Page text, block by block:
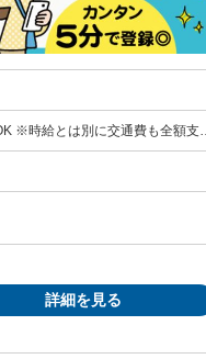
※時給とは別に交通費も全額支給
詳細を見る